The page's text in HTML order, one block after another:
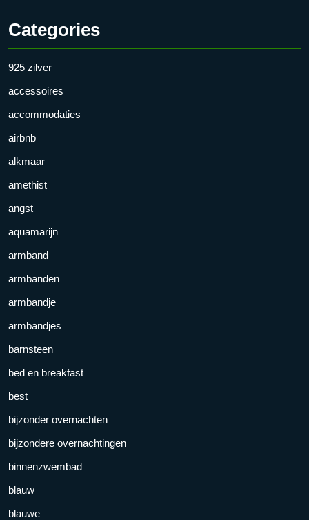
Categories
925 zilver
accessoires
accommodaties
airbnb
alkmaar
amethist
angst
aquamarijn
armband
armbanden
armbandje
armbandjes
barnsteen
bed en breakfast
best
bijzonder overnachten
bijzondere overnachtingen
binnenzwembad
blauw
blauwe